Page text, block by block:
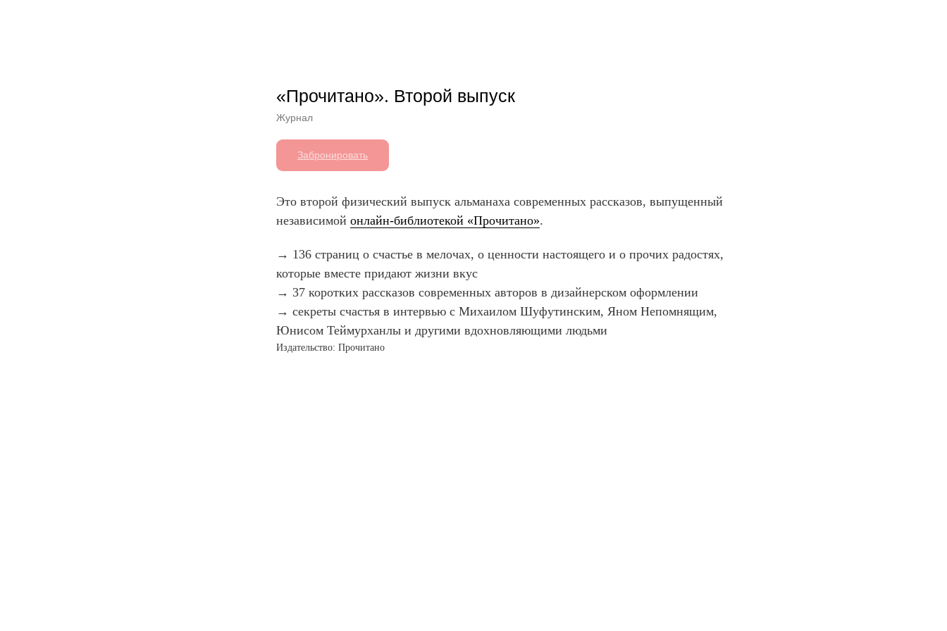
«Прочитано». Второй выпуск
Журнал
Забронировать
Это второй физический выпуск альманаха современных рассказов, выпущенный
независимой онлайн-библиотекой «Прочитано».
→ 136 страниц о счастье в мелочах, о ценности настоящего и о прочих радостях,
которые вместе придают жизни вкус
→ 37 коротких рассказов современных авторов в дизайнерском оформлении
→ секреты счастья в интервью с Михаилом Шуфутинским, Яном Непомнящим,
Юнисом Теймурханлы и другими вдохновляющими людьми
Издательство: Прочитано